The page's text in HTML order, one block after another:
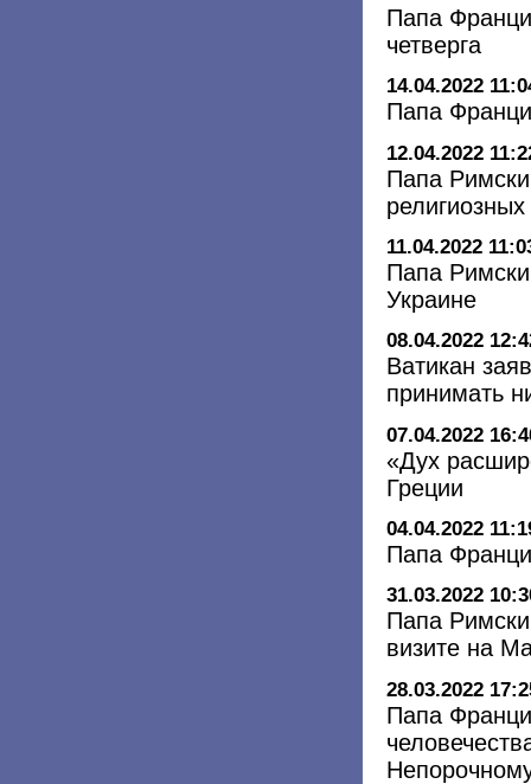
Папа
четверга
14.04.2022
Папа
12.04.2022
Папа
11.04.2022
Папа
Украине
08.04.2022
Ватикан
принимать
07.04.2022
«Дух
Греции
04.04.2022
Папа
31.03.2022
Папа
визите на
28.03.2022
Папа